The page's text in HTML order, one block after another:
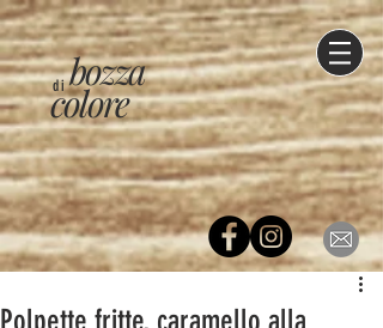
di
colore
bozza